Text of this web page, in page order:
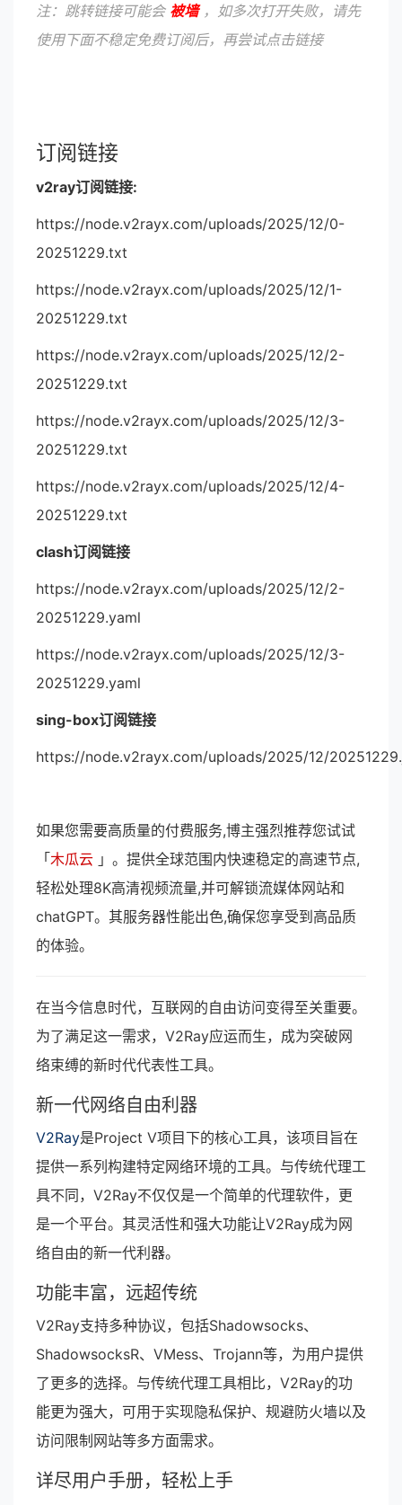
注：跳转链接可能会 被墙，如多次打开失败，请先
使用下面不稳定免费订阅后，再尝试点击链接
订阅链接
v2ray订阅链接:
https://node.v2rayx.com/uploads/2025/12/0-
20251229.txt
https://node.v2rayx.com/uploads/2025/12/1-
20251229.txt
https://node.v2rayx.com/uploads/2025/12/2-
20251229.txt
https://node.v2rayx.com/uploads/2025/12/3-
20251229.txt
https://node.v2rayx.com/uploads/2025/12/4-
20251229.txt
clash订阅链接
https://node.v2rayx.com/uploads/2025/12/2-
20251229.yaml
https://node.v2rayx.com/uploads/2025/12/3-
20251229.yaml
sing-box订阅链接
https://node.v2rayx.com/uploads/2025/12/
如果您需要高质量的付费服务,博主强烈推荐您试试
「 木瓜云 」。提供全球范围内快速稳定的高速节点,
轻松处理8K高清视频流量,并可解锁流媒体网站和
chatGPT。其服务器性能出色,确保您享受到高品质
的体验。
在当今信息时代，互联网的自由访问变得至关重要。
为了满足这一需求，V2Ray应运而生，成为突破网
络束缚的新时代代表性工具。
新一代网络自由利器
V2Ray是Project V项目下的核心工具，该项目旨在
提供一系列构建特定网络环境的工具。与传统代理工
具不同，V2Ray不仅仅是一个简单的代理软件，更
是一个平台。其灵活性和强大功能让V2Ray成为网
络自由的新一代利器。
功能丰富，远超传统
V2Ray支持多种协议，包括Shadowsocks、
ShadowsocksR、VMess、Trojann等，为用户提供
了更多的选择。与传统代理工具相比，V2Ray的功
能更为强大，可用于实现隐私保护、规避防火墙以及
访问限制网站等多方面需求。
详尽用户手册，轻松上手